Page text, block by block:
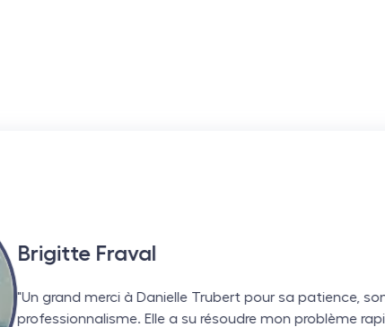
Brigitte Fraval
"Un grand merci à Danielle Trubert pour sa patience, son
professionnalisme. Elle a su résoudre mon problème